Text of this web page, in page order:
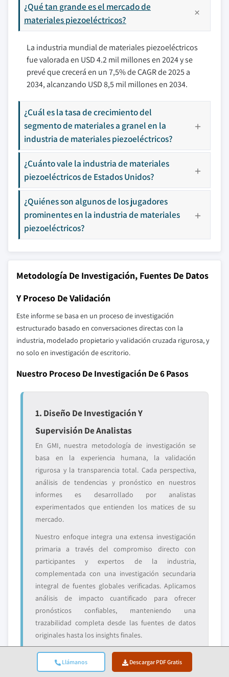
Llámanos Descargar PDF Gratis
¿Qué tan grande es el mercado de
materiales piezoeléctricos?
La industria mundial de materiales piezoeléctricos
fue valorada en USD 4.2 mil millones en 2024 y se
prevé que crecerá en un 7,5% de CAGR de 2025 a
2034, alcanzando USD 8,5 mil millones en 2034.
¿Cuál es la tasa de crecimiento del
segmento de materiales a granel en la
industria de materiales piezoeléctricos?
¿Cuánto vale la industria de materiales
piezoeléctricos de Estados Unidos?
¿Quiénes son algunos de los jugadores
prominentes en la industria de materiales
piezoeléctricos?
Metodología De Investigación, Fuentes De Datos
Y Proceso De Validación
Este informe se basa en un proceso de investigación
estructurado basado en conversaciones directas con la
industria, modelado propietario y validación cruzada rigurosa, y
no solo en investigación de escritorio.
Nuestro Proceso De Investigación De 6 Pasos
1. Diseño De Investigación Y
Supervisión De Analistas
En GMI, nuestra metodología de investigación se
basa en la experiencia humana, la validación
rigurosa y la transparencia total. Cada perspectiva,
análisis de tendencias y pronóstico en nuestros
informes es desarrollado por analistas
experimentados que entienden los matices de su
mercado.
Nuestro enfoque integra una extensa investigación
primaria a través del compromiso directo con
participantes y expertos de la industria,
complementada con una investigación secundaria
integral de fuentes globales verificadas. Aplicamos
análisis de impacto cuantificado para ofrecer
pronósticos confiables, manteniendo una
trazabilidad completa desde las fuentes de datos
originales hasta los insights finales.